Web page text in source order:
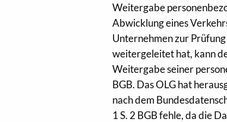
Weitergabe
Abwicklung eines
Unternehmen zur
weitergeleitet hat, kann
Weitergabe seiner
BGB. Das OLG hat
nach dem
1 S. 2 BGB fehle, da die